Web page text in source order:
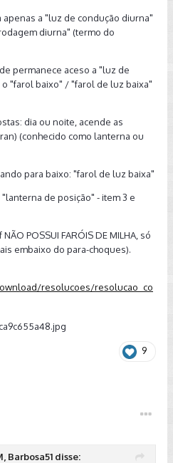
apenas a "luz de condução diurna"
diurna" (termo do
permanece aceso a "luz de
"farol baixo" / "farol de luz baixa"
dia ou noite, acende as
(conhecido como lanterna ou
para baixo: "farol de luz baixa"
de posição" - item 3 e
POSSUI FARÓIS DE MILHA, só
embaixo do para-choques).
resolucoes/resolucao_co
9
Barbosa51 disse: